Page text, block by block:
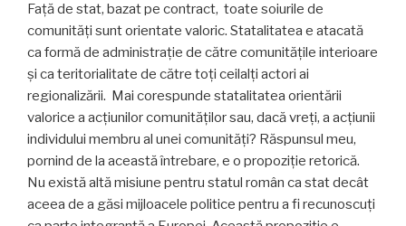
Față de stat, bazat pe contract, toate soiurile de
comunități sunt orientate valoric. Statalitatea e atacată
ca formă de administrație de către comunitățile inte­rioare
și ca teritorialitate de către toți ceilalți actori ai
regionalizării. Mai corespunde statalitatea orientării
valorice a acțiunilor comunităților sau, dacă vreți, a acțiunii
individului membru al unei comunități? Răs­punsul meu,
pornind de la această întrebare, e o pro­poziție retorică.
Nu există altă misiune pentru statul român ca stat decât
aceea de a găsi mijloacele politice pentru a fi recunoscuți